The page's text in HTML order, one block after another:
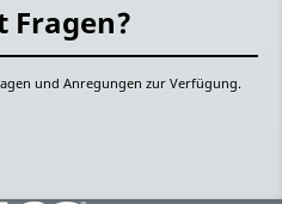
Fragen?
und Anregungen zur Verfügung.